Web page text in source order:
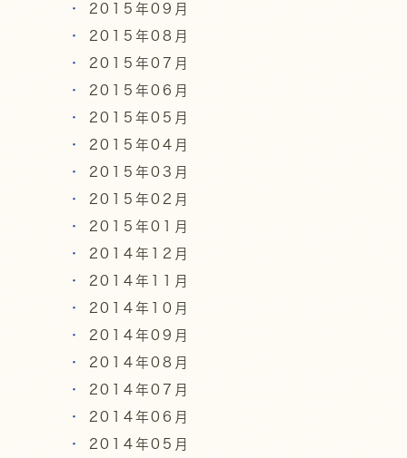
2015年09月
2015年08月
2015年07月
2015年06月
2015年05月
2015年04月
2015年03月
2015年02月
2015年01月
2014年12月
2014年11月
2014年10月
2014年09月
2014年08月
2014年07月
2014年06月
2014年05月